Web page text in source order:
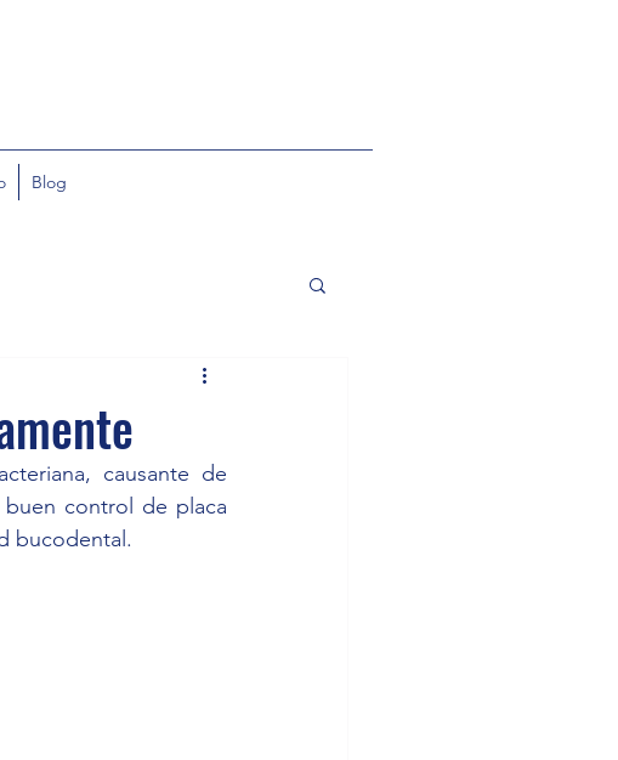
Blog
causante de
control de placa
bucodental.